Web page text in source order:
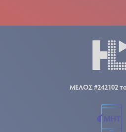
ΜΕΛΟΣ #242102